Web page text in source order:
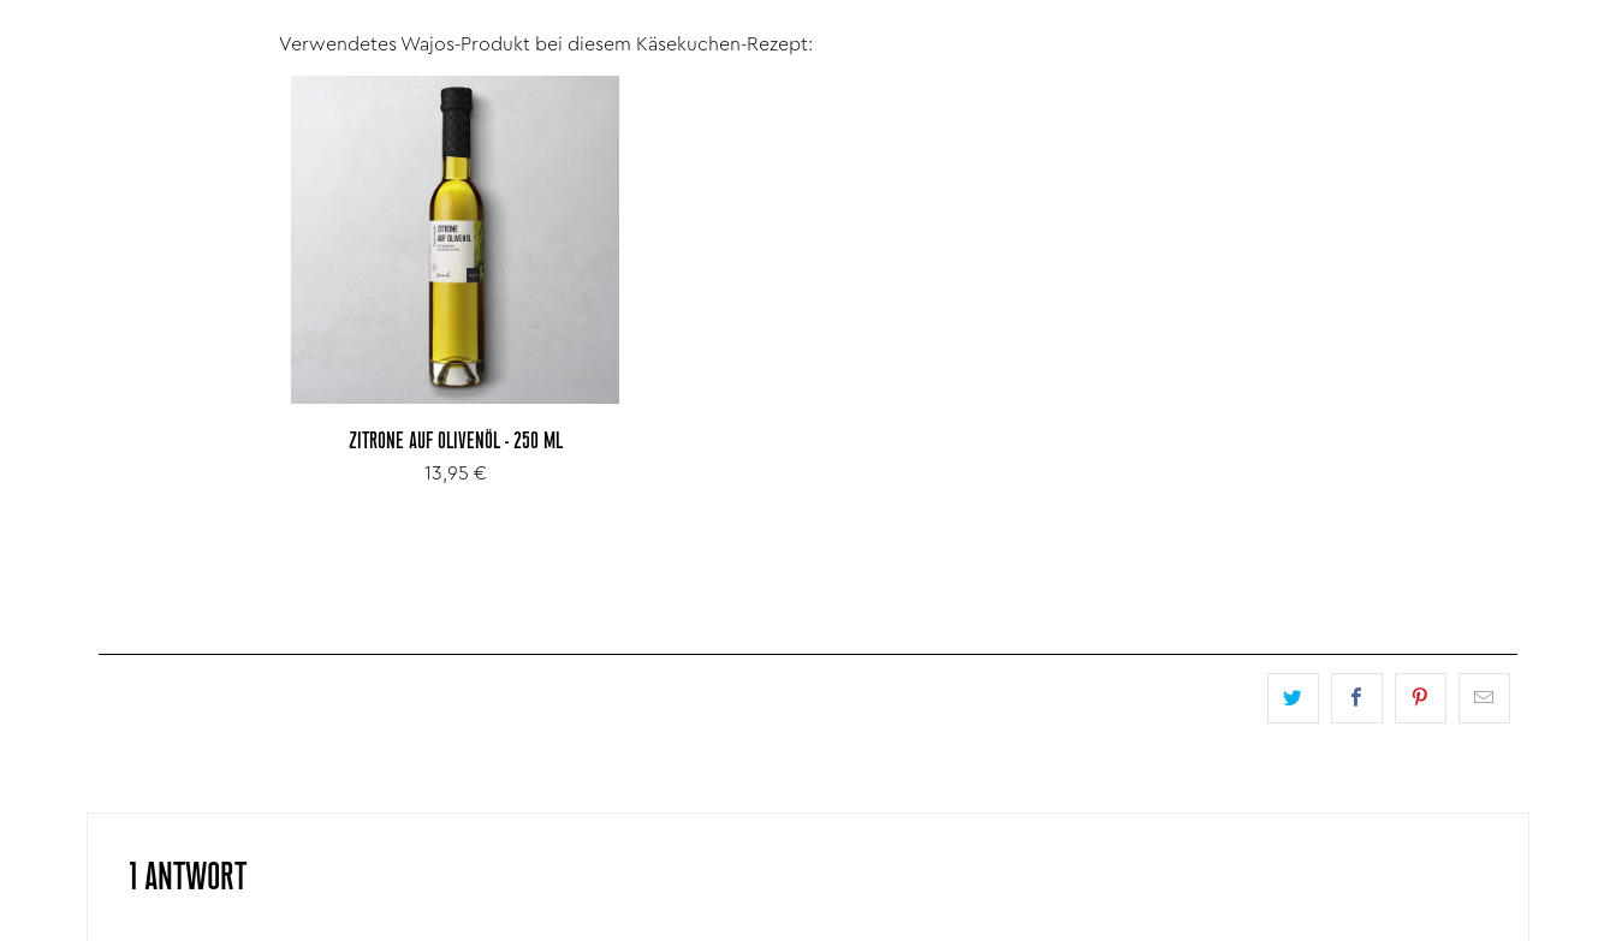
Verwendetes Wajos-Produkt bei diesem Käsekuchen-Rezept:
ZITRONE AUF OLIVENÖL - 250 ML
13,95 €
1 ANTWORT